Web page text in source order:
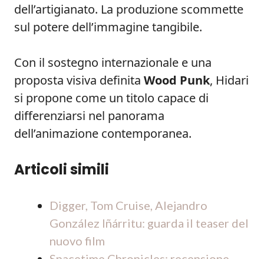
dell’artigianato. La produzione scommette
sul potere dell’immagine tangibile.
Con il sostegno internazionale e una
proposta visiva definita Wood Punk, Hidari
si propone come un titolo capace di
differenziarsi nel panorama
dell’animazione contemporanea.
Articoli simili
Digger, Tom Cruise, Alejandro
González Iñárritu: guarda il teaser del
nuovo film